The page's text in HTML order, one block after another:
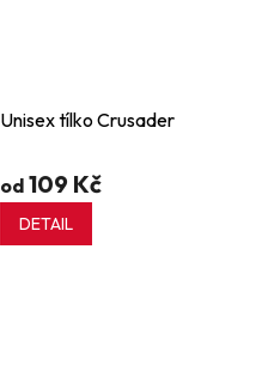
Unisex tílko Crusader
od 109 Kč
DETAIL